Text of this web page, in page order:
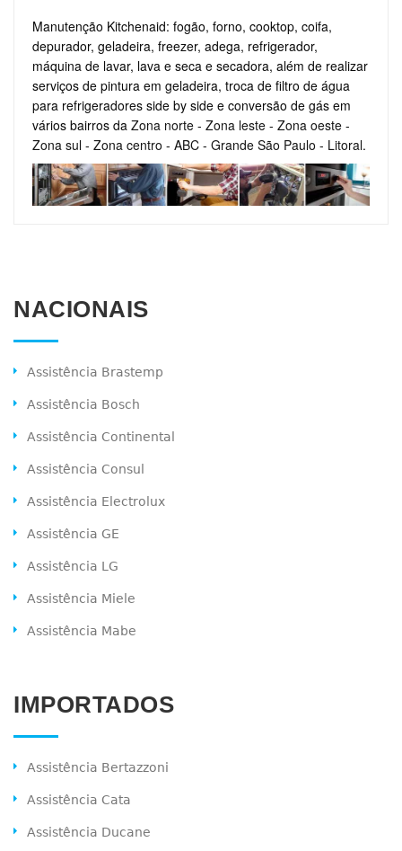
Manutenção Kitchenaid: fogão, forno, cooktop, coifa,
depurador, geladeira, freezer, adega, refrigerador,
máquina de lavar, lava e seca e secadora, além de realizar
serviços de pintura em geladeira, troca de filtro de água
para refrigeradores side by side e conversão de gás em
vários bairros da Zona norte - Zona leste - Zona oeste -
Zona sul - Zona centro - ABC - Grande São Paulo - Litoral.
NACIONAIS
Assistência Brastemp
Assistência Bosch
Assistência Continental
Assistência Consul
Assistência Electrolux
Assistência GE
Assistência LG
Assistência Miele
Assistência Mabe
IMPORTADOS
Assistência Bertazzoni
Assistência Cata
Assistência Ducane